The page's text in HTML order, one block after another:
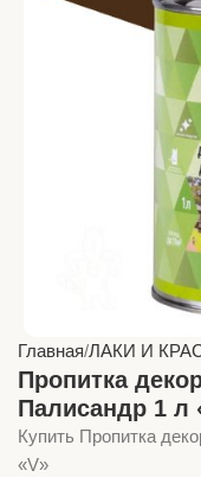
Главная ЛАКИ И
Пропитка
Палисандр 1 л
Купить Пропитка
«V»